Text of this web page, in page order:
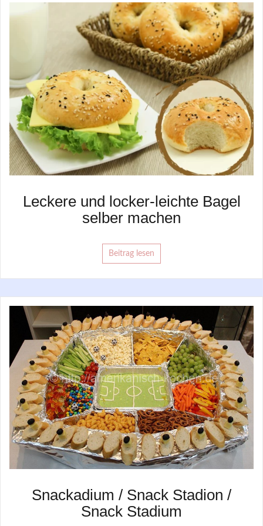
Leckere und locker-leichte Bagel
selber machen
Beitrag lesen
Snackadium / Snack Stadion /
Snack Stadium